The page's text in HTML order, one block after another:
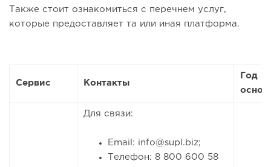
Также стоит ознакомиться с перечнем услуг,
которые предоставляет та или иная платформа.
Сервис Контакты
Год
Для связи:
Email: info@supl.biz;
Телефон: 8 800 600 58